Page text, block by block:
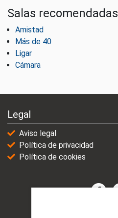
Salas recomendadas
Amistad
Más de 40
Ligar
Cámara
Legal
Aviso legal
Política de privacidad
Política de cookies